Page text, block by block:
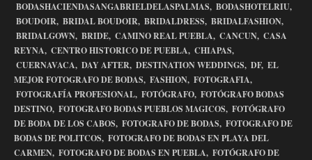
BODASHACIENDASANGABRIELDELASPALMAS, BODASHOTELRIU,
BOUDOIR, BRIDAL BOUDOIR, BRIDALDRESS, BRIDALFASHION,
BRIDALGOWN, BRIDE, CAMINO REAL PUEBLA, CANCUN, CASA
REYNA, CENTRO HISTORICO DE PUEBLA, CHIAPAS,
CUERNAVACA, DAY AFTER, DESTINATION WEDDINGS, DF, EL
MEJOR FOTOGRAFO DE BODAS, FASHION, FOTOGRAFIA,
FOTOGRAFÍA PROFESIONAL, FOTÓGRAFO, FOTÓGRAFO BODAS
DESTINO, FOTOGRAFO BODAS PUEBLOS MAGICOS, FOTÓGRAFO
DE BODA DE LOS CABOS, FOTOGRAFO DE BODAS, FOTOGRAFO DE
BODAS DE POLITCOS, FOTOGRAFO DE BODAS EN PLAYA DEL
CARMEN, FOTOGRAFO DE BODAS EN PUEBLA, FOTÓGRAFO DE